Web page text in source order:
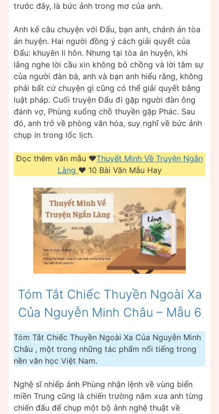
trước đây, là bức ảnh trong mơ của anh.
Anh kể câu chuyện với Đẩu, bạn anh, chánh án tòa
án huyện. Hai người đồng ý cách giải quyết của
Đẩu: khuyên li hôn. Nhưng tại tòa án huyện, khi
lắng nghe lời cầu xin không bỏ chồng và lời tâm sự
của người đàn bà, anh và bạn anh hiểu rằng, không
phải bất cứ chuyện gì cũng có thể giải quyết bằng
luật pháp. Cuối truyện Đẩu đi gặp người đàn ông
đánh vợ, Phùng xuống chỗ thuyền gặp Phác. Sau
đó, anh trở về phòng văn hóa, suy nghĩ về bức ảnh
chụp in trong lốc lịch.
Đọc thêm văn mẫu ❤️️Thuyết Minh Về Truyện Ngắn
Làng ❤️️ 10 Bài Văn Mẫu Hay
Tóm Tắt Chiếc Thuyền Ngoài Xa
Của Nguyễn Minh Châu – Mẫu 6
Tóm Tắt Chiếc Thuyền Ngoài Xa Của Nguyễn Minh
Châu , một trong những tác phẩm nổi tiếng trong
nền văn học Việt Nam.
Nghệ sĩ nhiếp ảnh Phùng nhận lệnh về vùng biển
miền Trung cũng là chiến trường năm xưa anh từng
chiến đấu để chụp một bộ ảnh nghệ thuật về